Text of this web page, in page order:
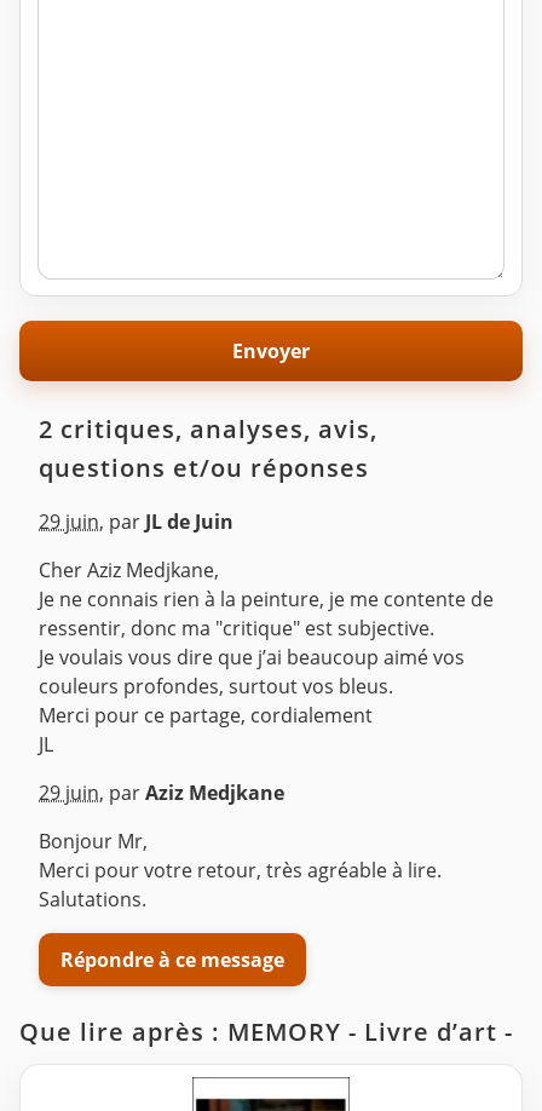
2 critiques, analyses, avis,
questions et/ou réponses
29 juin, par JL de Juin
Cher Aziz Medjkane,
Je ne connais rien à la peinture, je me contente de
ressentir, donc ma "critique" est subjective.
Je voulais vous dire que j’ai beaucoup aimé vos
couleurs profondes, surtout vos bleus.
Merci pour ce partage, cordialement
JL
^
29 juin, parAziz Medjkane
Bonjour Mr,
Merci pour votre retour, très agréable à lire.
Salutations.
Répondre à ce message
Que lire après : MEMORY - Livre d’art -